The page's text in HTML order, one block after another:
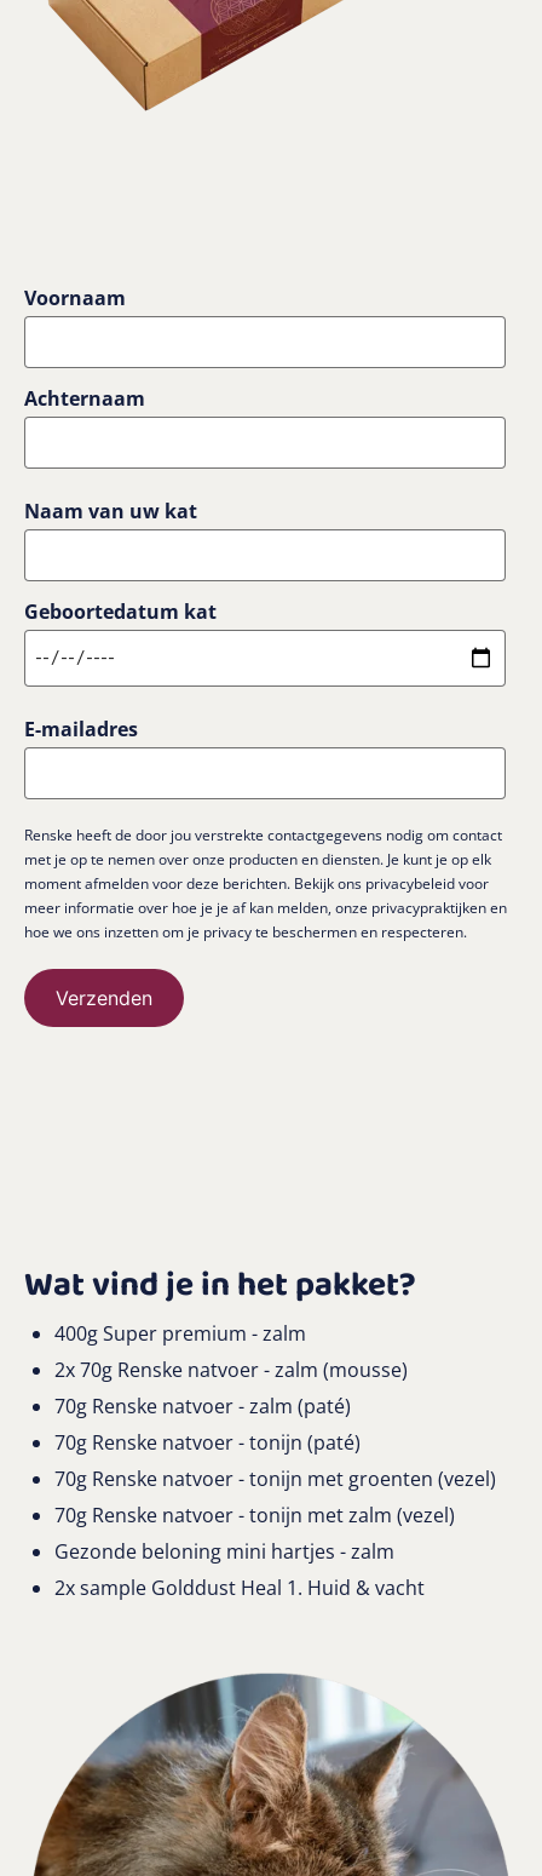
Voornaam
Achternaam
Naam van uw kat
Geboortedatum kat
E-mailadres
Renske heeft de door jou verstrekte contactgegevens nodig om contact
met je op te nemen over onze producten en diensten. Je kunt je op elk
moment afmelden voor deze berichten. Bekijk ons privacybeleid voor
meer informatie over hoe je je af kan melden, onze privacypraktijken en
hoe we ons inzetten om je privacy te beschermen en respecteren.
Wat vind je in het pakket?
400g Super premium - zalm
2x 70g Renske natvoer - zalm (mousse)
70g Renske natvoer - zalm (paté)
70g Renske natvoer - tonijn (paté)
70g Renske natvoer - tonijn met groenten (vezel)
70g Renske natvoer - tonijn met zalm (vezel)
Gezonde beloning mini hartjes - zalm
2x sample Golddust Heal 1. Huid & vacht